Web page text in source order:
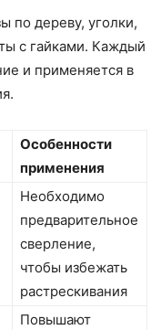
по дереву, уголки,
с гайками. Каждый
и применяется в
Особенности
применения
Необходимо
предварительное
сверление,
чтобы избежать
растрескивания
Повышают